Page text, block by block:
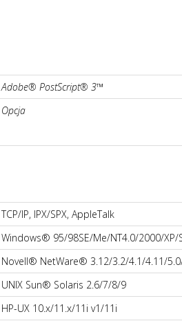
Adobe® PostScript® 3™
Opcja
TCP/IP, IPX/SPX, AppleTalk
Windows® 95/98SE/Me/NT4.0/2000/XP/
Novell® NetWare® 3.12/3.2/4.1/4.11/
UNIX Sun® Solaris 2.6/7/8/9
HP-UX 10.x/11.x/11i v1/11i